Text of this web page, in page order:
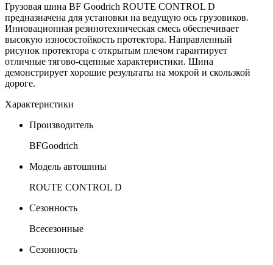
Грузовая шина BF Goodrich ROUTE CONTROL D
предназначена для установки на ведущую ось грузовиков.
Инновационная резинотехническая смесь обеспечивает
высокую износостойкость протектора. Направленный
рисунок протектора с открытым плечом гарантирует
отличные тягово-сцепные характеристики. Шина
демонстрирует хорошие результаты на мокрой и скользкой
дороге.
Характеристики
Производитель
BFGoodrich
Модель автошины
ROUTE CONTROL D
Сезонность
Всесезонные
Сезонность